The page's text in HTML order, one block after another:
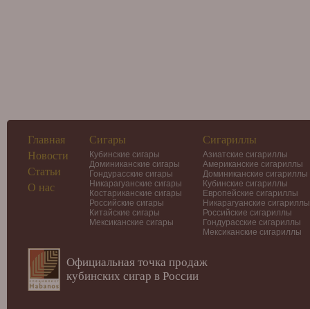
Главная
Новости
Статьи
О нас
Сигары
Кубинские сигары
Доминиканские сигары
Гондурасские сигары
Никарагуанские сигары
Костариканские сигары
Российские сигары
Китайские сигары
Мексиканские сигары
Сигариллы
Азиатские сигариллы
Американские сигариллы
Доминиканские сигариллы
Кубинские сигариллы
Европейские сигариллы
Никарагуанские сигариллы
Российские сигариллы
Гондурасские сигариллы
Мексиканские сигариллы
Официальная точка продаж
кубинских сигар в России